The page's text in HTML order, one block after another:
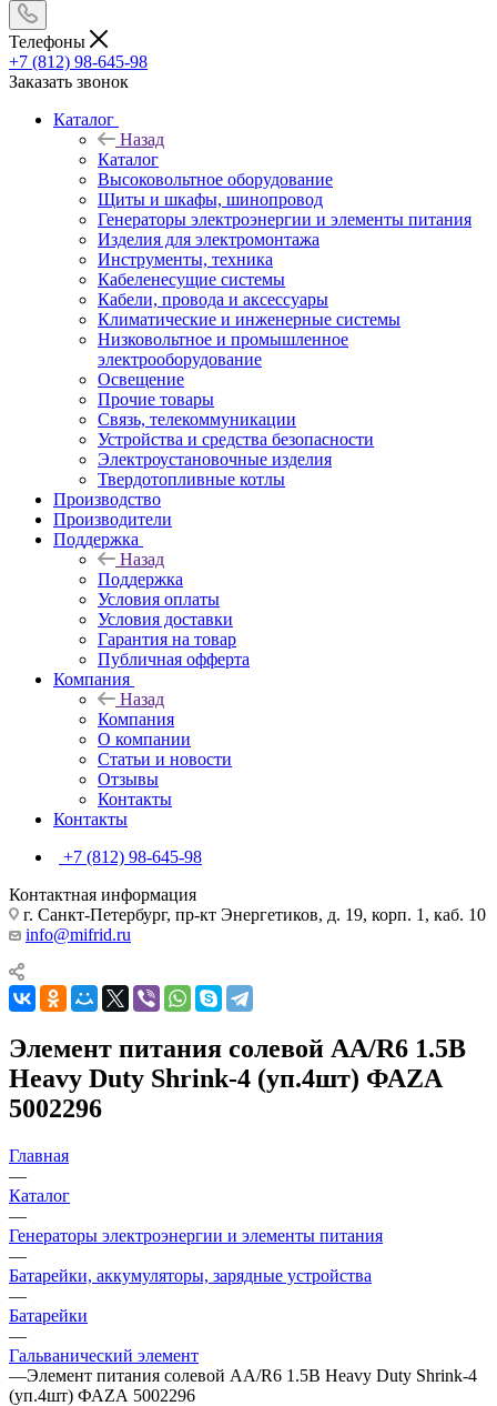
Телефоны
+7 (812) 98-645-98
Заказать звонок
Каталог
Назад
Каталог
Высоковольтное оборудование
Щиты и шкафы, шинопровод
Генераторы электроэнергии и элементы питания
Изделия для электромонтажа
Инструменты, техника
Кабеленесущие системы
Кабели, провода и аксессуары
Климатические и инженерные системы
Низковольтное и промышленное
электрооборудование
Освещение
Прочие товары
Связь, телекоммуникации
Устройства и средства безопасности
Электроустановочные изделия
Твердотопливные котлы
Производство
Производители
Поддержка
Назад
Поддержка
Условия оплаты
Условия доставки
Гарантия на товар
Публичная офферта
Компания
Назад
Компания
О компании
Статьи и новости
Отзывы
Контакты
Контакты
+7 (812) 98-645-98
Контактная информация
г. Санкт-Петербург, пр-кт Энергетиков, д. 19, корп. 1, каб. 10
info@mifrid.ru
Элемент питания солевой AA/R6 1.5В
Heavy Duty Shrink-4 (уп.4шт) ФАZА
5002296
Главная
—
Каталог
—
Генераторы электроэнергии и элементы питания
—
Батарейки, аккумуляторы, зарядные устройства
—
Батарейки
—
Гальванический элемент
—Элемент питания солевой AA/R6 1.5В Heavy Duty Shrink-4
(уп.4шт) ФАZА 5002296